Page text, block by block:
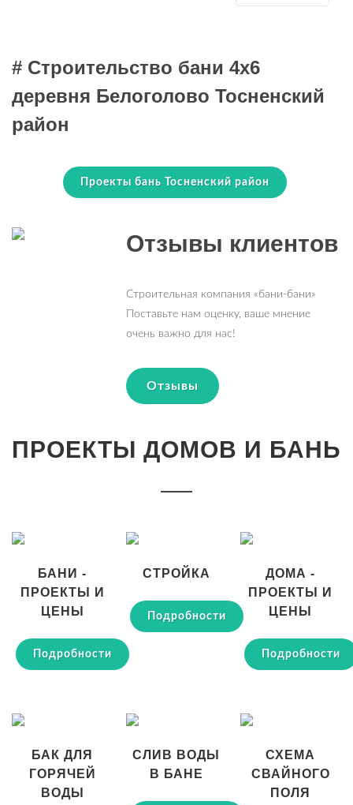
# Строительство бани 4х6
деревня Белоголово Тосненский
район
Проекты бань Тосненский район
Отзывы клиентов
Строительная компания «бани-бани»
Поставьте нам оценку, ваше мнение
очень важно для нас!
Отзывы
ПРОЕКТЫ ДОМОВ И БАНЬ
БАНИ -
ПРОЕКТЫ И
ЦЕНЫ
Подробности
СТРОЙКА
Подробности
ДОМА -
ПРОЕКТЫ И
ЦЕНЫ
Подробности
БАК ДЛЯ
ГОРЯЧЕЙ
ВОДЫ
СЛИВ ВОДЫ
В БАНЕ
СХЕМА
СВАЙНОГО
ПОЛЯ